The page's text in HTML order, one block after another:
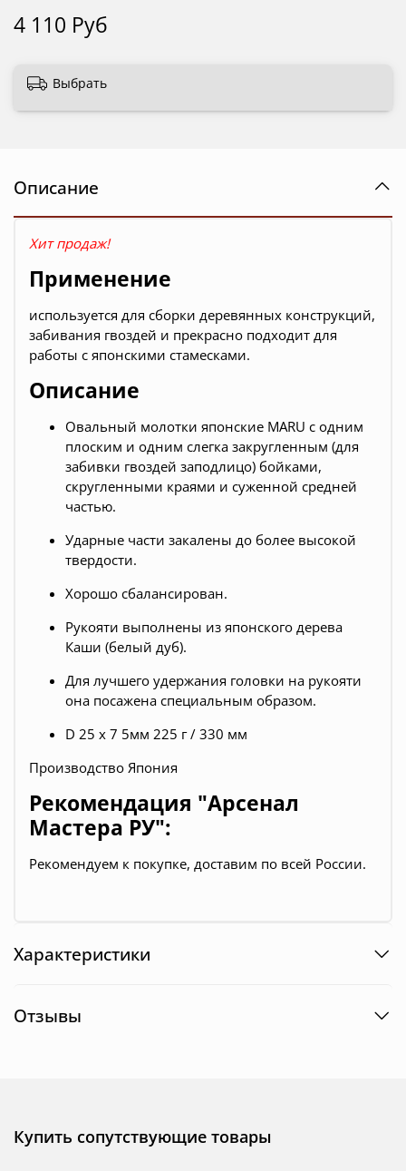
4 110 Руб
Выбрать
Описание
Хит продаж!
Применение
используется для сборки деревянных конструкций,
забивания гвоздей и прекрасно подходит для
работы с японскими стамесками.
Описание
Овальный молотки японские MARU с одним
плоским и одним слегка закругленным (для
забивки гвоздей заподлицо) бойками,
скругленными краями и суженной средней
частью.
Ударные части закалены до более высокой
твердости.
Хорошо сбалансирован.
Рукояти выполнены из японского дерева
Каши (белый дуб).
Для лучшего удержания головки на рукояти
она посажена специальным образом.
D 25 х 7 5мм 225 г / 330 мм
Производство Япония
Рекомендация "Арсенал
Мастера РУ":
Рекомендуем к покупке, доставим по всей России.
Характеристики
Отзывы
Купить сопутствующие товары